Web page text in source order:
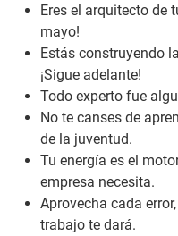
Eres el arquitecto de
mayo!
Estás construyendo
¡Sigue adelante!
Todo experto fue
No te canses de
de la juventud.
Tu energía es el
empresa necesita.
Aprovecha cada
trabajo te dará.